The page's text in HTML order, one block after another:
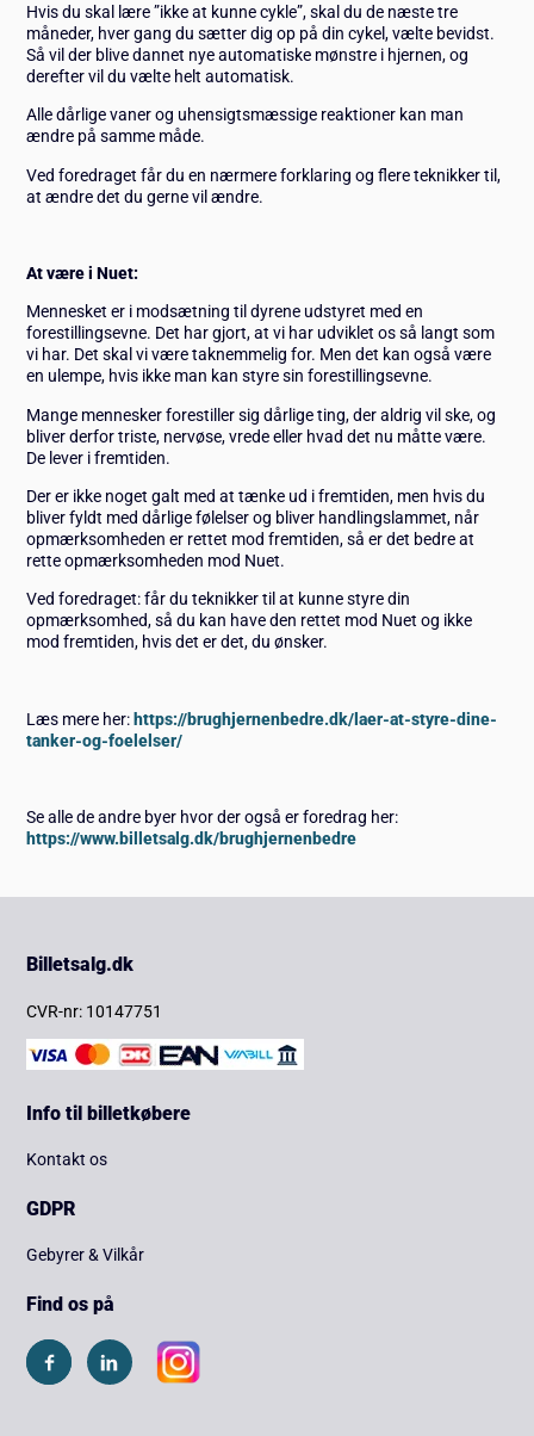
Hvis du skal lære ”ikke at kunne cykle”, skal du de næste tre
måneder, hver gang du sætter dig op på din cykel, vælte bevidst.
Så vil der blive dannet nye automatiske mønstre i hjernen, og
derefter vil du vælte helt automatisk.
Alle dårlige vaner og uhensigtsmæssige reaktioner kan man
ændre på samme måde.
Ved foredraget får du en nærmere forklaring og flere teknikker til,
at ændre det du gerne vil ændre.
At være i Nuet:
Mennesket er i modsætning til dyrene udstyret med en
forestillingsevne. Det har gjort, at vi har udviklet os så langt som
vi har. Det skal vi være taknemmelig for. Men det kan også være
en ulempe, hvis ikke man kan styre sin forestillingsevne.
Mange mennesker forestiller sig dårlige ting, der aldrig vil ske, og
bliver derfor triste, nervøse, vrede eller hvad det nu måtte være.
De lever i fremtiden.
Der er ikke noget galt med at tænke ud i fremtiden, men hvis du
bliver fyldt med dårlige følelser og bliver handlingslammet, når
opmærksomheden er rettet mod fremtiden, så er det bedre at
rette opmærksomheden mod Nuet.
Ved foredraget: får du teknikker til at kunne styre din
opmærksomhed, så du kan have den rettet mod Nuet og ikke
mod fremtiden, hvis det er det, du ønsker.
Læs mere her: https://brughjernenbedre.dk/laer-at-styre-dine-
tanker-og-foelelser/
Se alle de andre byer hvor der også er foredrag her:
https://www.billetsalg.dk/brughjernenbedre
Billetsalg.dk
CVR-nr: 10147751
Info til billetkøbere
Kontakt os
GDPR
Gebyrer & Vilkår
Find os på